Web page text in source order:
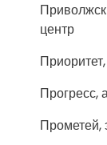
центр
Прогресс,
Прометей,